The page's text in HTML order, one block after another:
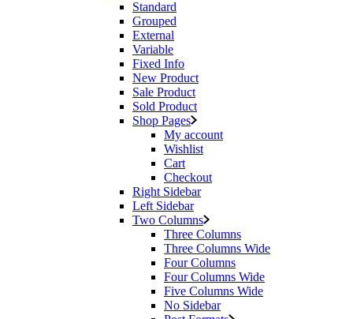
Standard
Grouped
External
Variable
Fixed Info
New Product
Sale Product
Sold Product
Shop Pages
My account
Wishlist
Cart
Checkout
Right Sidebar
Left Sidebar
Two Columns
Three Columns
Three Columns Wide
Four Columns
Four Columns Wide
Five Columns Wide
No Sidebar